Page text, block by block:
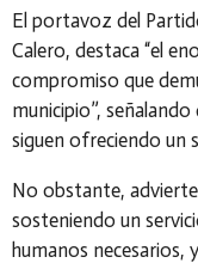
El portavoz del
Calero, destaca “el
compromiso que
municipio”,
siguen ofreciendo un
No obstante, advierte
sosteniendo un
humanos necesarios,